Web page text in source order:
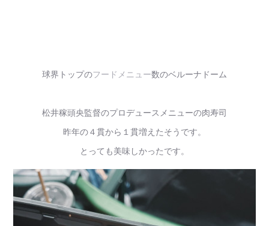
球界トップのフードメニュー数のベルーナドーム
松井稼頭央監督のプロデュースメニューの肉寿司
昨年の４貫から１貫増えたそうです。
とっても美味しかったです。